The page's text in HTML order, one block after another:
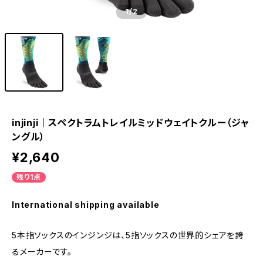
1/2
injinji｜スペクトラムトレイルミッドウェイトクルー（ジャ
ングル）
¥2,640
残り1点
International shipping available
5本指ソックスのインジンジは、5指ソックスの世界的シェアを誇
るメーカーです。